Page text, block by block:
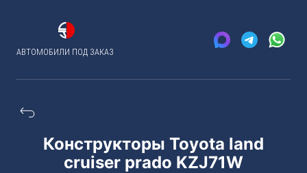
АВТОМОБИЛИ ПОД ЗАКАЗ
Конструкторы Toyota land
cruiser prado KZJ71W